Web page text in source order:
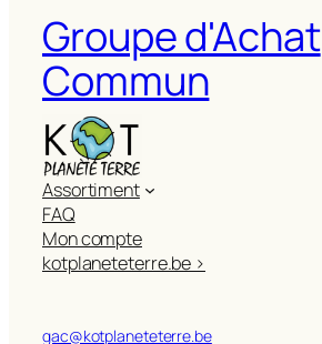
Groupe d'Achat
Commun
Assortiment
FAQ
Mon compte
kotplaneteterre.be >
gac@kotplaneteterre.be